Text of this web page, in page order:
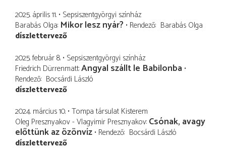
2025. április 11. Sepsiszentgyörgyi színház
Barabás Olga Mikor lesz nyár? Rendező Barabás Olga
díszlettervező
2025. február 8. Sepsiszentgyörgyi színház
Friedrich Dürrenmatt Angyal szállt le Babilonba
Rendező Bocsárdi László
díszlettervező
2024. március 10. Tompa társulat Kisterem
Oleg Presznyakov - Vlagyimir Presznyakov Csónak, avagy
előttünk az özönvíz Rendező Bocsárdi László
díszlettervező